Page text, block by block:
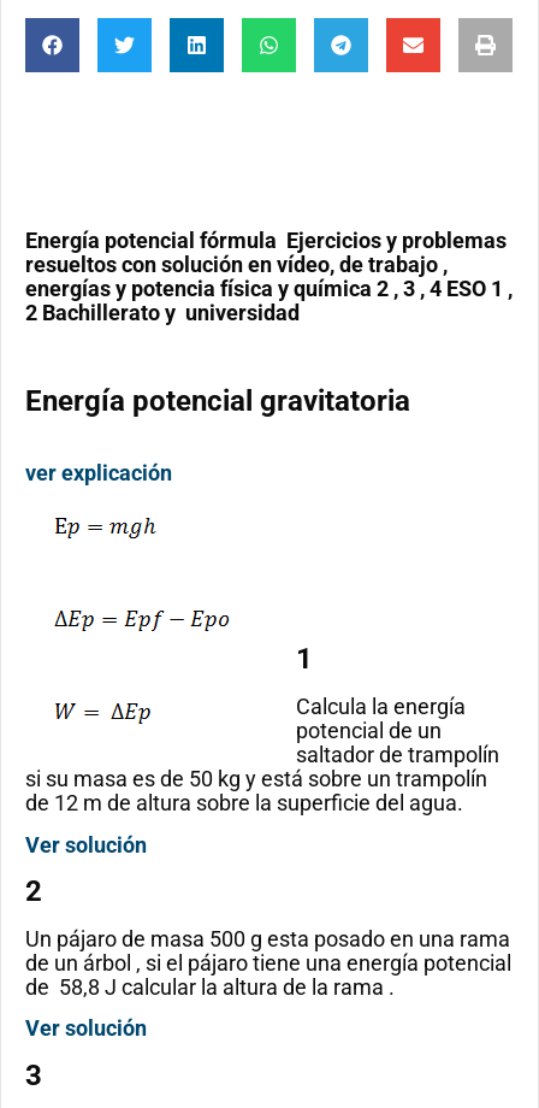
Energía potencial fórmula Ejercicios y problemas
resueltos con solución en vídeo, de trabajo ,
energías y potencia física y química 2 , 3 , 4 ESO 1 ,
2 Bachillerato y universidad
Energía potencial gravitatoria
ver explicación
1
Calcula la energía
potencial de un
saltador de trampolín
si su masa es de 50 kg y está sobre un trampolín
de 12 m de altura sobre la superficie del agua.
Ver solución
2
Un pájaro de masa 500 g esta posado en una rama
de un árbol , si el pájaro tiene una energía potencial
de 58,8 J calcular la altura de la rama .
Ver solución
3